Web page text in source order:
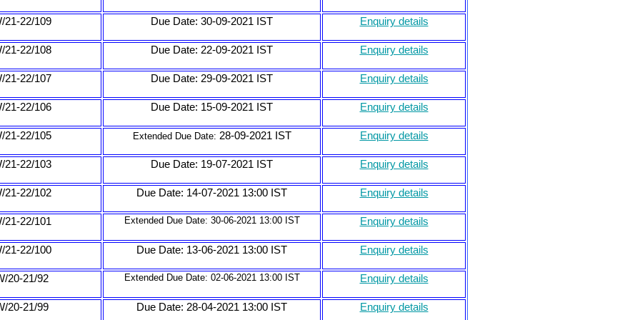
21-22/109 Due Date: 30-09-2021 IST Enquiry details
21-22/108 Due Date: 22-09-2021 IST Enquiry details
21-22/107 Due Date: 29-09-2021 IST Enquiry details
21-22/106 Due Date: 15-09-2021 IST Enquiry details
21-22/105 Extended Due Date: 28-09-2021 IST Enquiry details
21-22/103 Due Date: 19-07-2021 IST Enquiry details
21-22/102 Due Date: 14-07-2021 13:00 IST Enquiry details
21-22/101 Extended Due Date: 30-06-2021 13:00 IST Enquiry details
21-22/100 Due Date: 13-06-2021 13:00 IST Enquiry details
20-21/92 Extended Due Date: 02-06-2021 13:00 IST Enquiry details
20-21/99 Due Date: 28-04-2021 13:00 IST Enquiry details